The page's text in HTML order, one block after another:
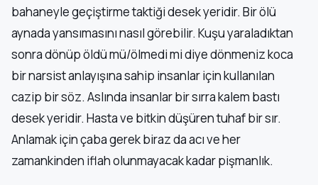
bahaneyle geçiştirme taktiği desek yeridir. Bir ölü
aynada yansımasını nasıl görebilir. Kuşu yaraladıktan
sonra dönüp öldü mü/ölmedi mi diye dönmeniz koca
bir narsist anlayışına sahip insanlar için kullanılan
cazip bir söz. Aslında insanlar bir sırra kalem bastı
desek yeridir. Hasta ve bitkin düşüren tuhaf bir sır.
Anlamak için çaba gerek biraz da acı ve her
zamankinden iflah olunmayacak kadar pişmanlık.